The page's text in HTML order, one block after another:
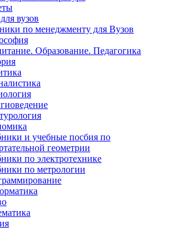
вузов
по менеджменту для Вузов
Образование. Педагогика
и учебные посбия по
геометрии
по электротехнике
по метрологии